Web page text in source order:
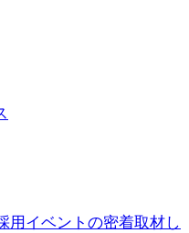
用イベントの密着取材し